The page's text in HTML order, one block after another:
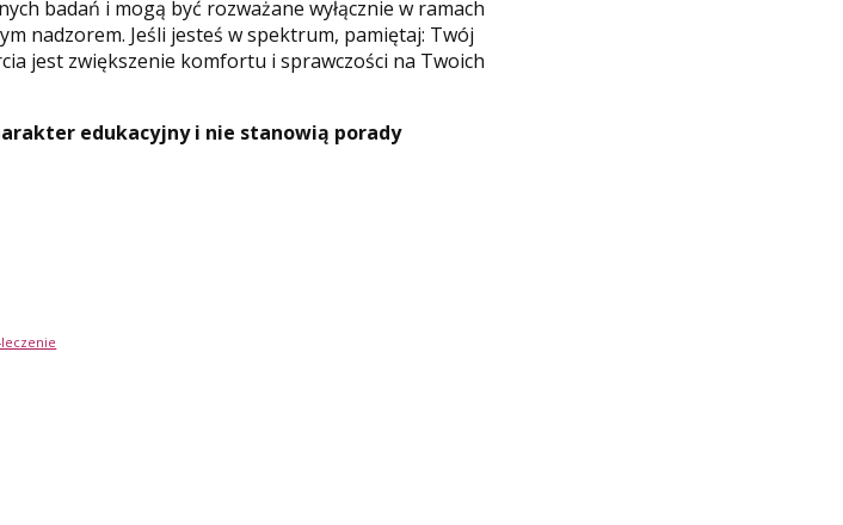
badań i mogą być rozważane wyłącznie w ramach
nadzorem. Jeśli jesteś w spektrum, pamiętaj: Twój
jest zwiększenie komfortu i sprawczości na Twoich
edukacyjny i nie stanowią porady
leczenie